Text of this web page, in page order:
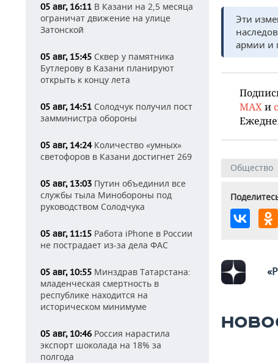
05 авг, 16:11 В Казани на 2,5 месяца
ограничат движение на улице
Затонской
05 авг, 15:45 Сквер у памятника
Бутлерову в Казани планируют
открыть к концу лета
05 авг, 14:51 Солодчук получил пост
замминистра обороны
05 авг, 14:24Количество «умных»
светофоров в Казани достигнет 269
05 авг, 13:03 Путин объединил все
службы тыла Минобороны под
руководством Солодчука
05 авг, 11:15 Работа iPhone в России
не пострадает из-за дела ФАС
05 авг, 10:55 Минздрав Татарстана:
младенческая смертность в
республике находится на
историческом минимуме
05 авг, 10:46 Россия нарастила
экспорт шоколада на 18% за
полгода
Эти
армии и
MAX и
Общество